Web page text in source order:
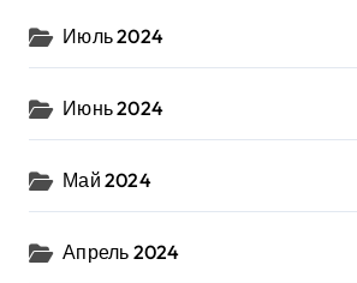
Июль 2024
Июнь 2024
Май 2024
Апрель 2024